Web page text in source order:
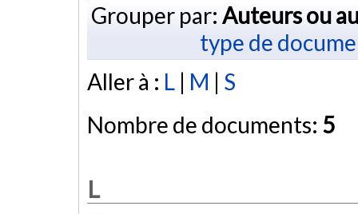
Grouper par: Auteurs ou
type de
Aller à : L | M | S
Nombre de documents: 5
L